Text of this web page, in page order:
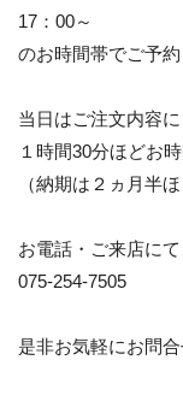
17：00～
のお時間帯でご予約
当日はご注文内容に
１時間30分ほどお
（納期は２ヵ月半
お電話・ご来店に
075-254-7505
是非お気軽にお問合